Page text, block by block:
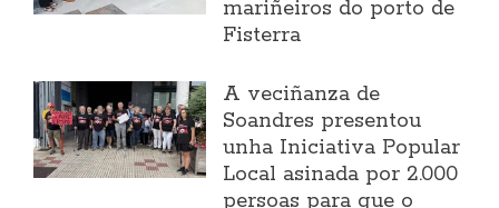
mariñeiros do porto de
Fisterra
A veciñanza de
Soandres presentou
unha Iniciativa Popular
Local asinada por 2.000
persoas para que o